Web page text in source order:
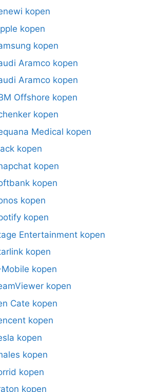
kopen
kopen
kopen
Aramco kopen
Aramco kopen
Offshore kopen
kopen
Medical kopen
kopen
kopen
kopen
kopen
kopen
Entertainment kopen
kopen
kopen
kopen
Cate kopen
kopen
kopen
kopen
kopen
kopen